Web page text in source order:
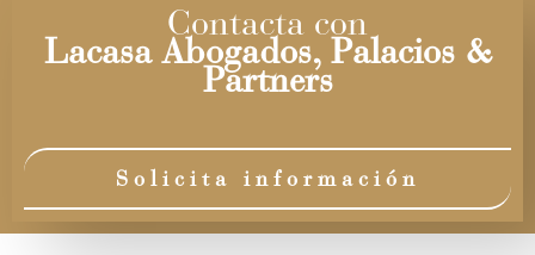
Contacta con
Lacasa Abogados, Palacios &
Partners
Solicita información